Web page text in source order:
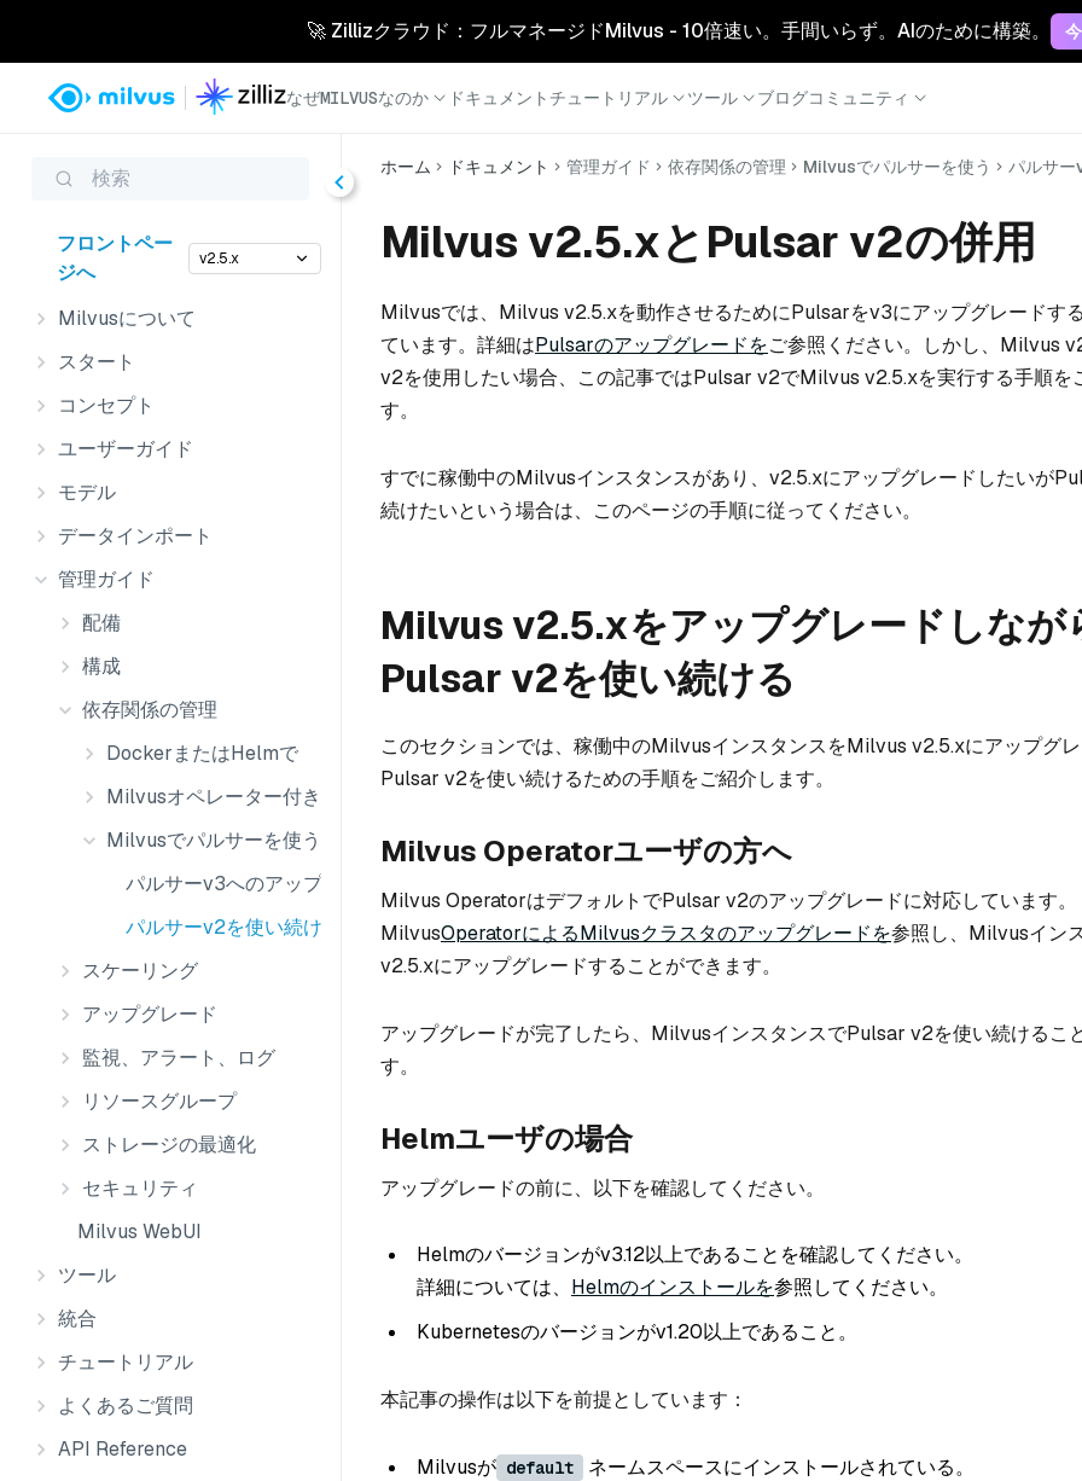
🚀 Zillizクラウド：フルマネージドMilvus - 10倍速い。手間いらず。AIのために構築。
なぜMILVUSなのか ドキュメント チュートリアル ツール ブログコミュニティ
検索
フロントペー
ジへ
v2.5.x
Milvusについて
スタート
コンセプト
ユーザーガイド
モデル
データインポート
管理ガイド
配備
構成
依存関係の管理
DockerまたはHelmで
Milvusオペレーター付き
Milvusでパルサーを使う
パルサーv3へのアップグレード
パルサーv2を使い続ける
スケーリング
アップグレード
監視、アラート、ログ
リソースグループ
ストレージの最適化
セキュリティ
Milvus WebUI
ツール
統合
チュートリアル
よくあるご質問
API Reference
ホーム ドキュメント 管理ガイド 依存関係の管理 Milvusでパルサーを使う パルサー
Milvus v2.5.xとPulsar v2の併用
Milvusでは、Milvus v2.5.xを動作させるためにPulsarをv3にアップグレードす
ています。詳細はPulsarのアップグレードをご参照ください。しかし、Milvus
v2を使用したい場合、この記事ではPulsar v2でMilvus v2.5.xを実行する手順を
す。
すでに稼働中のMilvusインスタンスがあり、v2.5.xにアップグレードしたいが
続けたいという場合は、このページの手順に従ってください。
Milvus v2.5.xをアップグレードしなが
Pulsar v2を使い続ける
このセクションでは、稼働中のMilvusインスタンスをMilvus v2.5.xにアップグ
Pulsar v2を使い続けるための手順をご紹介します。
Milvus Operatorユーザの方へ
Milvus OperatorはデフォルトでPulsar v2のアップグレードに対応しています。
MilvusOperatorによるMilvusクラスタのアップグレードを参照し、Milvusイン
v2.5.xにアップグレードすることができます。
アップグレードが完了したら、MilvusインスタンスでPulsar v2を使い続けるこ
す。
Helmユーザの場合
アップグレードの前に、以下を確認してください。
Helmのバージョンがv3.12以上であることを確認してください。
詳細については、 Helmのインストールを参照してください。
Kubernetesのバージョンがv1.20以上であること。
本記事の操作は以下を前提としています：
Milvusが default
ネームスペースにインストールされている。